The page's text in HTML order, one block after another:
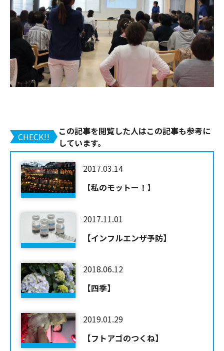
CHECK!!
この記事を閲覧した人はこの記事も参考に
しています。
2017.03.14
【私のモットー！】
2017.11.01
【インフルエンザ予防】
2018.06.12
【四季】
2019.01.29
【フトアゴのつくね】